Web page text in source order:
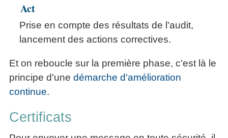
Act
Prise en compte des résultats de l'audit,
lancement des actions correctives.
Et on reboucle sur la première phase, c'est là le
principe d'une démarche d'amélioration
continue.
Certificats